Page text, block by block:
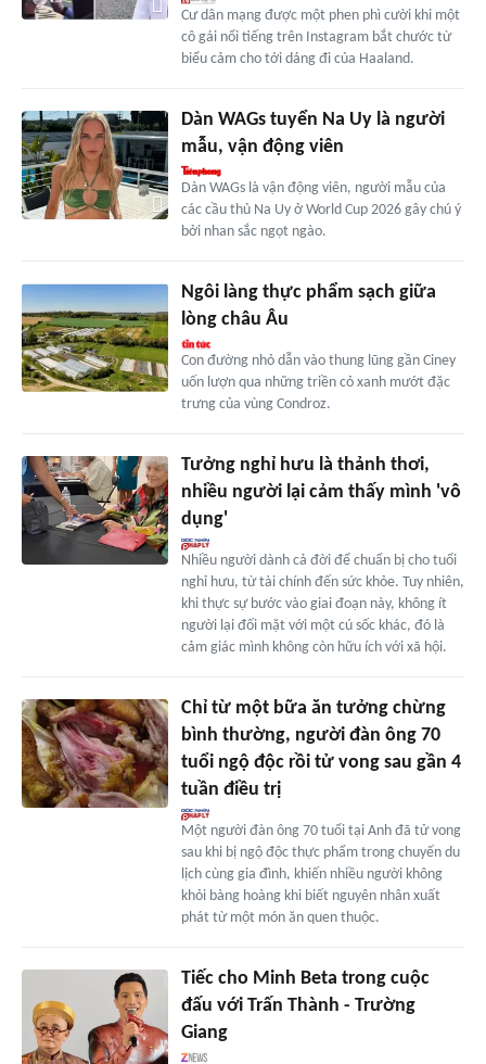
Cư dân mạng được một phen phì cười khi một
cô gái nổi tiếng trên Instagram bắt chước từ
biểu cảm cho tới dáng đi của Haaland.
Dàn WAGs tuyển Na Uy là người
mẫu, vận động viên
Dàn WAGs là vận động viên, người mẫu của
các cầu thủ Na Uy ở World Cup 2026 gây chú ý
bởi nhan sắc ngọt ngào.
Ngôi làng thực phẩm sạch giữa
lòng châu Âu
Con đường nhỏ dẫn vào thung lũng gần Ciney
uốn lượn qua những triền cỏ xanh mướt đặc
trưng của vùng Condroz.
Tưởng nghỉ hưu là thảnh thơi,
nhiều người lại cảm thấy mình 'vô
dụng'
Nhiều người dành cả đời để chuẩn bị cho tuổi
nghỉ hưu, từ tài chính đến sức khỏe. Tuy nhiên,
khi thực sự bước vào giai đoạn này, không ít
người lại đối mặt với một cú sốc khác, đó là
cảm giác mình không còn hữu ích với xã hội.
Chỉ từ một bữa ăn tưởng chừng
bình thường, người đàn ông 70
tuổi ngộ độc rồi tử vong sau gần 4
tuần điều trị
Một người đàn ông 70 tuổi tại Anh đã tử vong
sau khi bị ngộ độc thực phẩm trong chuyến du
lịch cùng gia đình, khiến nhiều người không
khỏi bàng hoàng khi biết nguyên nhân xuất
phát từ một món ăn quen thuộc.
Tiếc cho Minh Beta trong cuộc
đấu với Trấn Thành - Trường
Giang